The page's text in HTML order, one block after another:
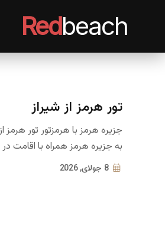
Redbeach
تور هرمز از شیراز
جزیره هرمز با هرمزتور تور هرمز
به جزیره هرمز همراه با اقامت
8 جولای, 2026